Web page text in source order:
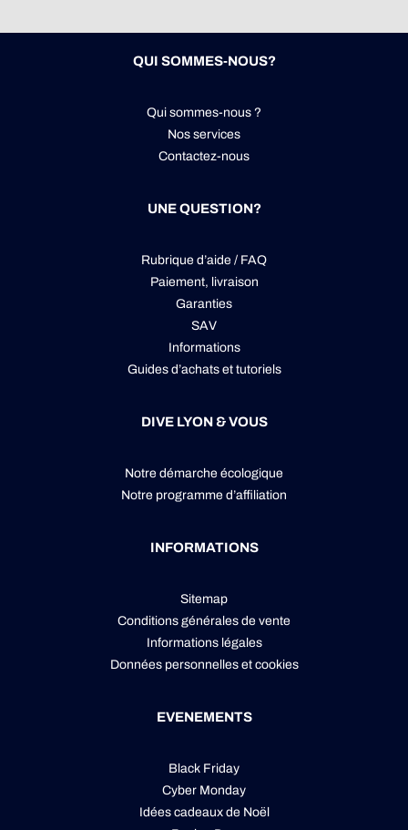
QUI SOMMES-NOUS?
Qui sommes-nous ?
Nos services
Contactez-nous
UNE QUESTION?
Rubrique d’aide / FAQ
Paiement, livraison
Garanties
SAV
Informations
Guides d’achats et tutoriels
DIVE LYON & VOUS
Notre démarche écologique
Notre programme d’affiliation
INFORMATIONS
Sitemap
Conditions générales de vente
Informations légales
Données personnelleset cookies
EVENEMENTS
Black Friday
Cyber Monday
Idées cadeaux de Noël